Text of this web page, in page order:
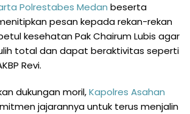
Polrestabes Medan beserta
pesan kepada rekan-rekan
kesehatan Pak Chairum Lubis agar
total dan dapat beraktivitas seperti
Revi.
dukungan moril,Kapolres Asahan
jajarannya untuk terus menjalin